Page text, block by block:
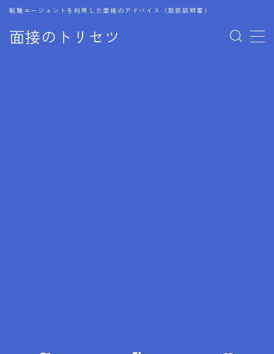
面接のトリセツ
転職エージェントを利用した面接のアドバイス（取扱説明書）
MENU